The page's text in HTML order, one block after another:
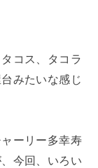
コス、タコラ
みたいな感じ
ーリー多幸寿
今回、いろい